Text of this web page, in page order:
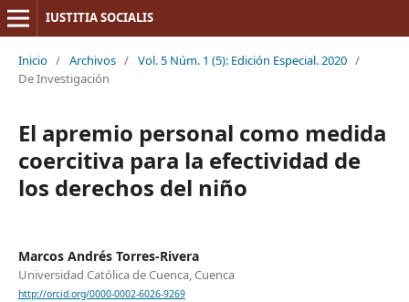
IUSTITIA SOCIALIS
Inicio / Archivos / Vol. 5 Núm. 1 (5): Edición Especial. 2020 /
De Investigación
El apremio personal como medida
coercitiva para la efectividad de
los derechos del niño
Marcos Andrés Torres-Rivera
Universidad Católica de Cuenca, Cuenca
http://orcid.org/0000-0002-6026-9269